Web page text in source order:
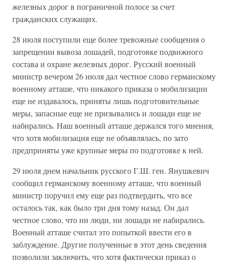
железных дорог в пограничной полосе за счет
гражданских служащих.
28 июля поступили еще более тревожные сообщения о
запрещении вывоза лошадей, подготовке подвижного
состава и охране железных дорог. Русский военный
министр вечером 26 июля дал честное слово германскому
военному атташе, что никакого приказа о мобилизации
еще не издавалось, приняты лишь подготовительные
меры, запасные еще не призывались и лошади еще не
набирались. Наш военный атташе держался того мнения,
что хотя мобилизация еще не объявлялась, по зато
предприняты уже крупные меры по подготовке к ней.
29 июля днем начальник русского Г.Ш. ген. Янушкевич
сообщил германскому военному атташе, что военный
министр поручил ему еще раз подтвердить, что все
осталось так, как было три дня тому назад. Он дал
честное слово, что ни люди, ни лошади не набирались.
Военный атташе считал это попыткой ввести его в
заблуждение. Другие полученные в этот день сведения
позволили заключить, что хотя фактически приказ о